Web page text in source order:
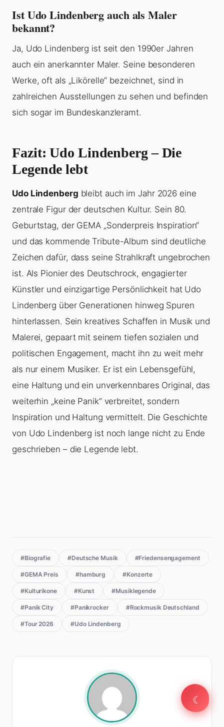
Ist Udo Lindenberg auch als Maler
bekannt?
Ja, Udo Lindenberg ist seit den 1990er Jahren
auch ein anerkannter Maler. Seine besonderen
Werke, oft als „Likörelle“ bezeichnet, sind in
zahlreichen Ausstellungen zu sehen und befinden
sich sogar im Bundeskanzleramt.
Fazit: Udo Lindenberg – Die
Legende lebt
Udo Lindenberg bleibt auch im Jahr 2026 eine
zentrale Figur der deutschen Kultur. Sein 80.
Geburtstag, der GEMA „Sonderpreis Inspiration“
und das kommende Tribute-Album sind deutliche
Zeichen dafür, dass seine Strahlkraft ungebrochen
ist. Als Pionier des Deutschrock, engagierter
Künstler und einzigartige Persönlichkeit hat Udo
Lindenberg über Generationen hinweg Spuren
hinterlassen. Sein kreatives Schaffen in Musik und
Malerei, gepaart mit seinem tiefen sozialen und
politischen Engagement, macht ihn zu weit mehr
als nur einem Musiker. Er ist ein Lebensgefühl,
eine Haltung und ein unverkennbares Original, das
weiterhin „keine Panik“ verbreitet, sondern
Inspiration und Haltung vermittelt. Die Geschichte
von Udo Lindenberg ist noch lange nicht zu Ende
geschrieben – die Legende lebt.
#Biografie #Deutsche Musik #Friedensengagement
#GEMA Preis #hamburg #Konzerte
#Kulturikone #Kunst #Musiklegende
#Panik City #Panikrocker #Rockmusik Deutschland
#Tour 2026 #Udo Lindenberg
☾
☾